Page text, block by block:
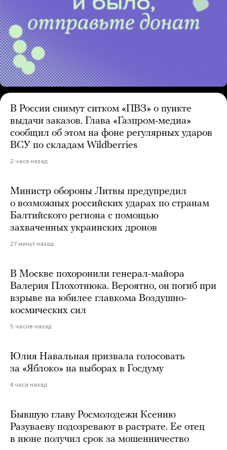
В России снимут ситком «ПВЗ» о пункте
выдачи заказов. Глава «Газпром-медиа»
сообщил об этом на фоне регулярных ударов
ВСУ по складам Wildberries
2 часа назад
Министр обороны Литвы предупредил
о возможных российских ударах по странам
Балтийского региона с помощью
захваченных украинских дронов
27 минут назад
В Москве похоронили генерал-майора
Валерия Плохотнюка. Вероятно, он погиб при
взрыве на юбилее главкома Воздушно-
космических сил
5 часов назад
Юлия Навальная призвала голосовать
за «Яблоко» на выборах в Госдуму
4 часа назад
Бывшую главу Росмолодежи Ксению
Разуваеву подозревают в растрате. Ее отец
в июне получил срок за мошенничество